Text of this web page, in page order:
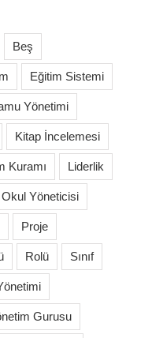
Beş
Eğitim Sistemi
Yönetimi
Kitap İncelemesi
Kuramı Liderlik
Okul Yöneticisi
Proje
Rolü Sınıf
Gurusu